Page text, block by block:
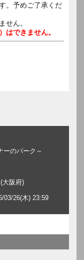
。予めご了承くだ
せん。
はできません。
ーのパーク～
大阪府)
03/26(木) 23:59